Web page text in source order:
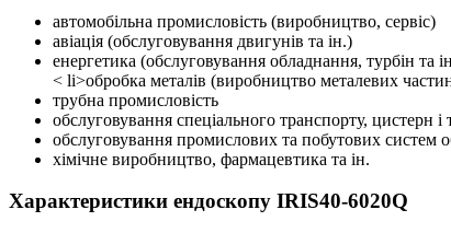
автомобільна промисловість (виробництво, сервіс)
авіація (обслуговування двигунів та ін.)
енергетика (обслуговування обладнання, турбін та
< li>обробка металів (виробництво металевих
трубна промисловість
обслуговування спеціального транспорту, цистерн і
обслуговування промислових та побутових систем
хімічне виробництво, фармацевтика та ін.
Характеристики ендоскопу IRIS40-6020Q